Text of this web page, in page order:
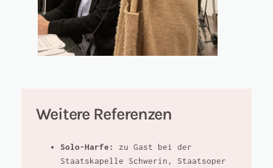
Weitere Referenzen
Solo-Harfe: zu Gast bei der
Staatskapelle Schwerin, Staatsoper